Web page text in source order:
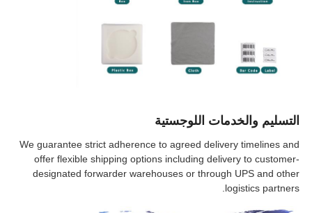
التسليم والخدمات اللوجستية
We guarantee strict adherence to agreed delivery timelines and
offer flexible shipping options including delivery to customer-
designated forwarder warehouses or through UPS and other
logistics partners.